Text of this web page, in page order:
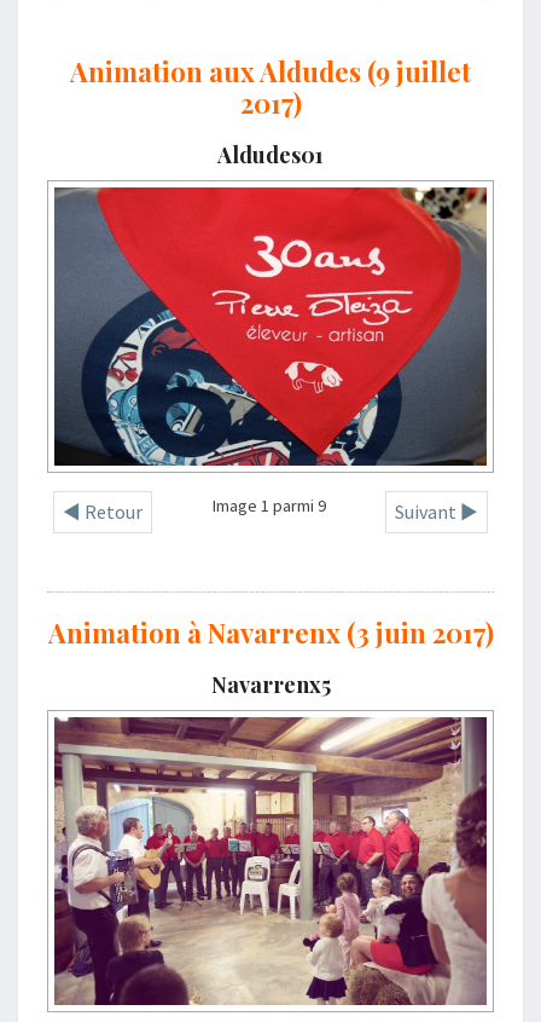
Animation aux Aldudes (9 juillet
2017)
Aldudes01
◄ Retour Suivant ►
Image 1 parmi 9
Animation à Navarrenx (3 juin 2017)
Navarrenx5